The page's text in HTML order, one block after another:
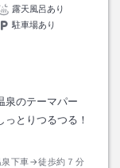
露天風呂あり
駐車場あり
泉のテーマパー
とりつるつる！
泉下車→徒歩約７分